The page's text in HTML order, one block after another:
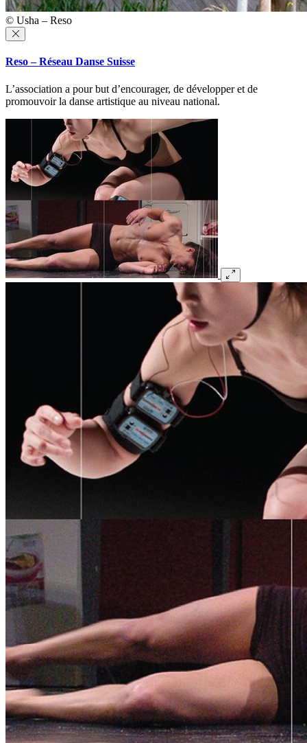
© Usha – Reso
Reso – Réseau Danse Suisse
L’association a pour but d’encourager, de développer et de
promouvoir la danse artistique au niveau national.